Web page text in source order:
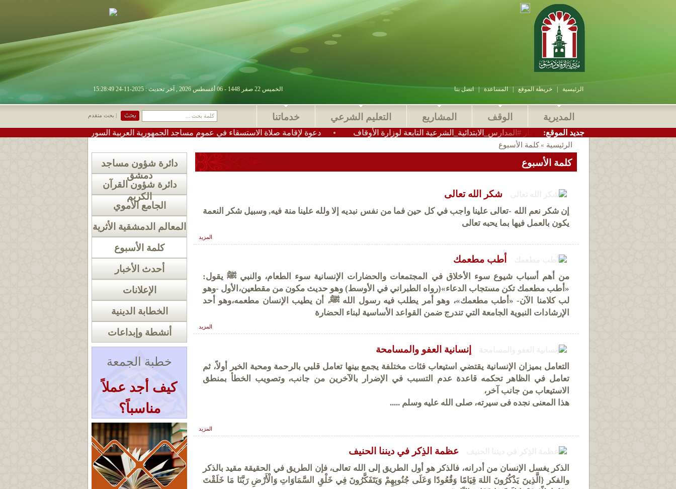
الخميس 22 صفر 1448 - 06 أغسطس 2026 , آخر تحديث : 2025-11-24 15:28:49 الرئيسية |خريطة الموقع المساعدة|اتصل بنا
المديرية الوقف المشاريع التعليم الشرعي خدماتنا | بحث متقدم
• دعوة لإقامة صلاة الاستسقاء في عموم مساجد الجمهورية العربية السورية • الاستاذ سامر بيرقدار #المدارس_الابتدائية_الشرعية التابعة لوزارة الأوقاف
:جديد الموقع
دائرة شؤون مساجد
دمشق
دائرة شؤون القرآن
الكريم
الجامع الأموي
المعالم الدمشقية الأثرية
كلمة الأسبوع
أحدث الأخبار
الإعلانات
الخطابة الدينية
أنشطة وإبداعات
خطبة الجمعة
كيف أجد عملاً
مناسباً؟
« أرشيف الخطب
الرئيسية » كلمة الأسبوع
كلمة الأسبوع
شكر الله تعالى
إن شكر نعم الله -تعالى علينا واجب في كل حين فما من نفس نبديه إلا ولله علينا منة فيه‏,‏ وسبيل شكر النعمة
يكون بالعمل فيها بما يحبه تعالى‏
المزيد
أطب مطعمك
من أهم أسباب شيوع سوء الأخلاق في المجتمعات والحضارات الإنسانية سوء الطعام، والنبي ﷺ يقول:
«أطب مطعمك تكن مستجاب الدعاء»(رواه الطبراني في الأوسط) وهو حديث مكون من مقطعين،الأول -وهو
لب كلامنا الآن- «أطب مطعمك»، وهو أمر يطلب فيه رسول الله ﷺ، أن يطيب الإنسان مطعمه،وهو أحد
الإرشادات النبوية الجامعة التي تندرج ضمن القواعد الأساسية لبناء الحضارة
المزيد
إنسانية العفو والمسامحة
التعامل بميزان الإنسانية يقتضي استيعاب فئات مختلفة يجمع بينها تعامل قلبي بالرحمة ومحبة الخير أولاً، ثم
تعامل في الظاهر تحكمه قاعدة عدم التسبب في الإضرار بالآخرين من جانب، وتصويب الخطأ بمنطق
الاستيعاب من جانب آخر،
هذا المعنى نجده فى سيرته، صلى الله عليه وسلم .....
المزيد
عظمة الذِكر في ديننا الحنيف
الذكر يغسل الإنسان من أدرانه، فالذكر هو أول الطريق إلى الله تعالى، فإن الطريق في الحقيقة مقيد بالذكر
والفكر {الَّذِينَ يَذْكُرُونَ اللهَ قِيَامًا وَقُعُودًا وَعَلَى جُنُوبِهِمْ وَيَتَفَكَّرُونَ فِي خَلْقِ السَّمَاوَاتِ وَالْأَرْضِ رَبَّنَا مَا خَلَقْتَ